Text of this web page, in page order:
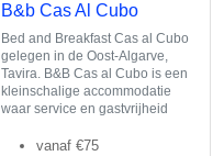
B&b Cas Al Cubo
Bed and Breakfast Cas al Cubo
gelegen in de Oost-Algarve,
Tavira. B&B Cas al Cubo is een
kleinschalige accommodatie
waar service en gastvrijheid
vanaf €75